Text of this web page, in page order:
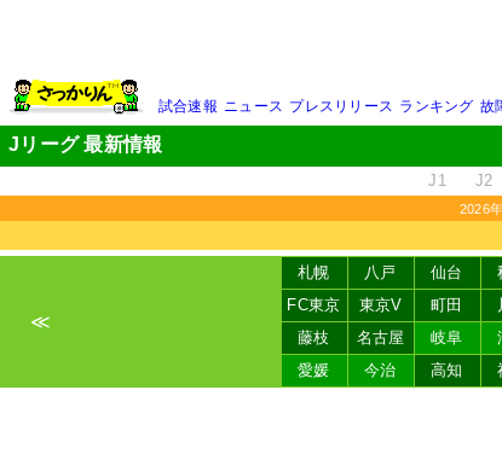
試合速報 ニュース プレスリリース ランキング 故
Jリーグ 最新情報
J1 J2
2026年
≪
札幌 八戸 仙台
FC東京
東京V 町田
藤枝
名古屋 岐阜
愛媛
今治 高知